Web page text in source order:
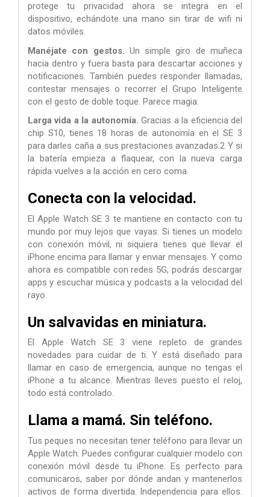
protege tu privacidad ahora se integra en el
dispositivo, echándote una mano sin tirar de wifi ni
datos móviles.
Manéjate con gestos. Un simple giro de muñeca
hacia dentro y fuera basta para descartar acciones y
notificaciones. También puedes responder llamadas,
contestar mensajes o recorrer el Grupo Inteligente
con el gesto de doble toque. Parece magia.
Larga vida a la autonomía. Gracias a la eficiencia del
chip S10, tienes 18 horas de autonomía en el SE 3
para darles caña a sus prestaciones avanzadas.2 Y si
la batería empieza a flaquear, con la nueva carga
rápida vuelves a la acción en cero coma.
Conecta con la velocidad.
El Apple Watch SE 3 te mantiene en contacto con tu
mundo por muy lejos que vayas. Si tienes un modelo
con conexión móvil, ni siquiera tienes que llevar el
iPhone encima para llamar y enviar mensajes. Y como
ahora es compatible con redes 5G, podrás descargar
apps y escuchar música y podcasts a la velocidad del
rayo.
Un salvavidas en miniatura.
El Apple Watch SE 3 viene repleto de grandes
novedades para cuidar de ti. Y está diseñado para
llamar en caso de emergencia, aunque no tengas el
iPhone a tu alcance. Mientras lleves puesto el reloj,
todo está controlado.
Llama a mamá. Sin teléfono.
Tus peques no necesitan tener teléfono para llevar un
Apple Watch. Puedes configurar cualquier modelo con
conexión móvil desde tu iPhone. Es perfecto para
comunicaros, saber por dónde andan y mantenerlos
activos de forma divertida. Independencia para ellos.